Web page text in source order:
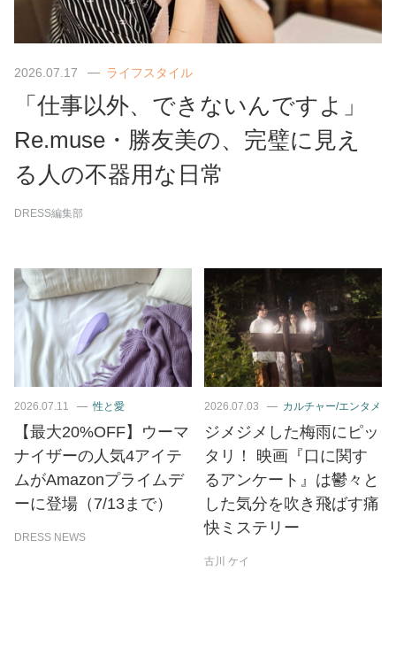
2026.07.17 ライフスタイル
「仕事以外、できないんですよ」
Re.muse・勝友美の、完璧に見え
る人の不器用な日常
DRESS編集部
2026.07.11 性と愛
【最大20%OFF】ウーマ
ナイザーの人気4アイテ
ムがAmazonプライムデ
ーに登場（7/13まで）
DRESS NEWS
2026.07.03 カルチャー/エンタメ
ジメジメした梅雨にピッ
タリ！ 映画『口に関す
るアンケート』は鬱々と
した気分を吹き飛ばす痛
快ミステリー
古川 ケイ